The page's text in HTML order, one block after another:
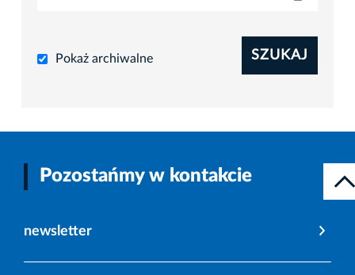
Pokaż archiwalne SZUKAJ
Pozostańmy w kontakcie
newsletter